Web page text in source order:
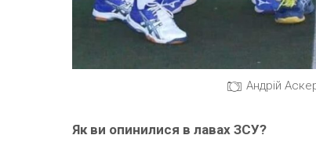
Андрій
Як ви опинилися в лавах ЗСУ?